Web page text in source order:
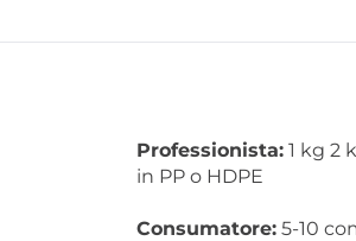
Professionista: 1 kg 2
in PP o HDPE
Consumatore: 5-10